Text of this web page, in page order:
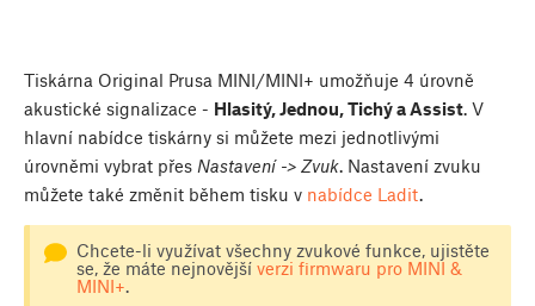
Tiskárna Original Prusa MINI/MINI+ umožňuje 4 úrovně
akustické signalizace - Hlasitý, Jednou, Tichý a Assist. V
hlavní nabídce tiskárny si můžete mezi jednotlivými
úrovněmi vybrat přes Nastavení -> Zvuk. Nastavení zvuku
můžete také změnit během tisku v nabídce Ladit.
Chcete-li využívat všechny zvukové funkce, ujistěte
se, že máte nejnovější verzi firmwaru pro MINI &
MINI+.